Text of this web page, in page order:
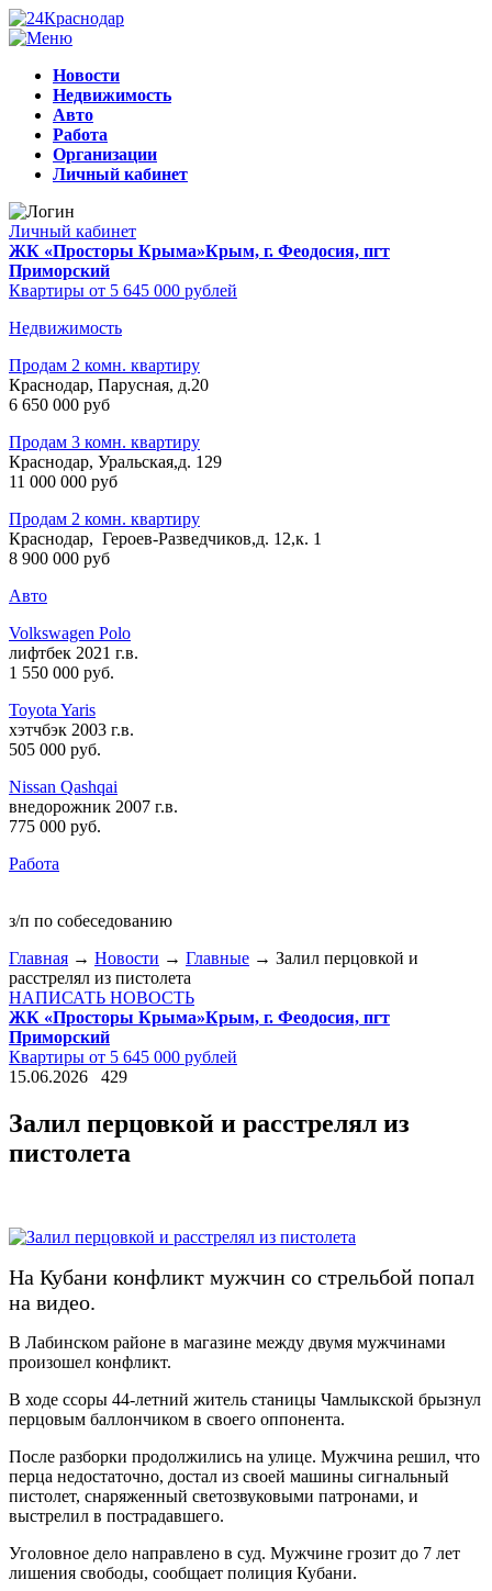
Новости
Недвижимость
Авто
Работа
Организации
Личный кабинет
Личный кабинет
ЖК «Просторы Крыма»Крым, г. Феодосия, пгт
Приморский
Квартиры от 5 645 000 рублей
Недвижимость
Продам 2 комн. квартиру
Краснодар, Парусная, д.20
6 650 000 руб
Продам 3 комн. квартиру
Краснодар, Уральская,д. 129
11 000 000 руб
Продам 2 комн. квартиру
Краснодар, Героев-Разведчиков,д. 12,к. 1
8 900 000 руб
Авто
Volkswagen Polo
лифтбек 2021 г.в.
1 550 000 руб.
Toyota Yaris
хэтчбэк 2003 г.в.
505 000 руб.
Nissan Qashqai
внедорожник 2007 г.в.
775 000 руб.
Работа
з/п по собеседованию
Главная → Новости → Главные → Залил перцовкой и
расстрелял из пистолета
НАПИСАТЬ НОВОСТЬ
ЖК «Просторы Крыма»Крым, г. Феодосия, пгт
Приморский
Квартиры от 5 645 000 рублей
15.06.2026
429
Залил перцовкой и расстрелял из
пистолета
На Кубани конфликт мужчин со стрельбой попал
на видео.
В Лабинском районе в магазине между двумя мужчинами
произошел конфликт.
В ходе ссоры 44-летний житель станицы Чамлыкской брызнул
перцовым баллончиком в своего оппонента.
После разборки продолжились на улице. Мужчина решил, что
перца недостаточно, достал из своей машины сигнальный
пистолет, снаряженный светозвуковыми патронами, и
выстрелил в пострадавшего.
Уголовное дело направлено в суд. Мужчине грозит до 7 лет
лишения свободы, сообщает полиция Кубани.